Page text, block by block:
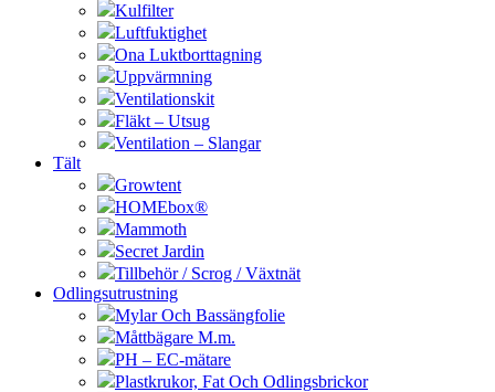
Kulfilter
Luftfuktighet
Ona Luktborttagning
Uppvärmning
Ventilationskit
Fläkt – Utsug
Ventilation – Slangar
Tält
Growtent
HOMEbox®
Mammoth
Secret Jardin
Tillbehör / Scrog / Växtnät
Odlingsutrustning
Mylar Och Bassängfolie
Måttbägare M.m.
PH – EC-mätare
Plastkrukor, Fat Och Odlingsbrickor